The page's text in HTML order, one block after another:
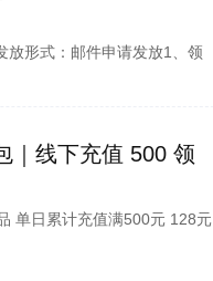
放形式：邮件申请发放1、领
元宝*40000+绑定金币
｜线下充值 500 领
单日累计充值满500元 128元
值可申请，每